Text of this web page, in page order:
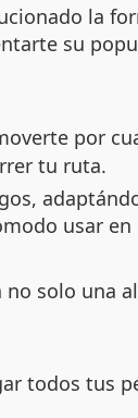
la
su
por
tu ruta.
usar
solo una
todos tus